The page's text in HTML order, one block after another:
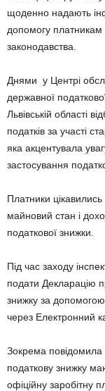
щоденно надають
допомогу платникам
законодавства.
Днями у Центрі
державної
Львівській області
податків за участі
яка акцентувала
застосування
Платники
майновий стан і
податкової знижки.
Під час заходу
подати Декларацію
знижку за
через Електронний
Зокрема повідомила
податкову знижку
офіційну заробітну